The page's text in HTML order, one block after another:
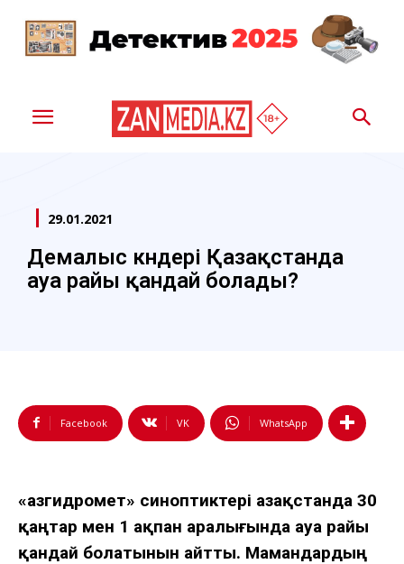
29.01.2021
Демалыс күндері Қазақстанда
ауа райы қандай болады?
Facebook VK WhatsApp
«Қазгидромет» синоптиктері Қазақстанда 30
қаңтар мен 1 ақпан аралығында ауа райы
қандай болатынын айтты. Мамандардың